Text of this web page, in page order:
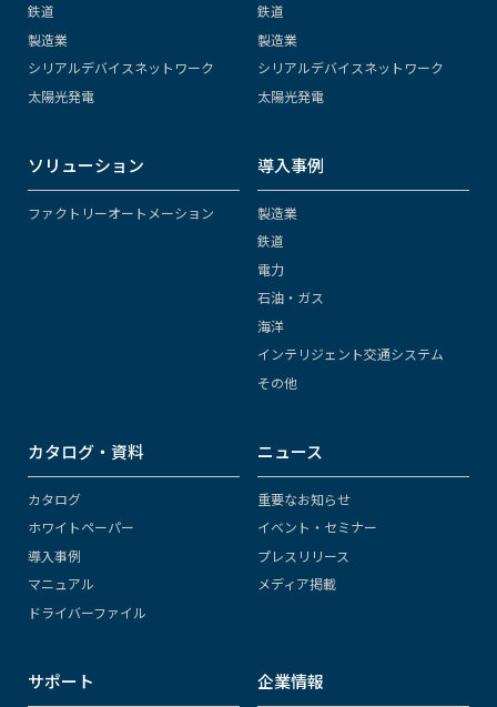
鉄道
製造業
シリアルデバイスネットワーク
太陽光発電
鉄道
製造業
シリアルデバイスネットワーク
太陽光発電
ソリューション
ファクトリーオートメーション
導入事例
製造業
鉄道
電力
石油・ガス
海洋
インテリジェント交通システム
その他
カタログ・資料
カタログ
ホワイトペーパー
導入事例
マニュアル
ドライバーファイル
ニュース
重要なお知らせ
イベント・セミナー
プレスリリース
メディア掲載
サポート 企業情報